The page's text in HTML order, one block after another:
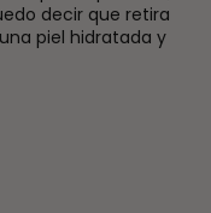
decir que retira
piel hidratada y